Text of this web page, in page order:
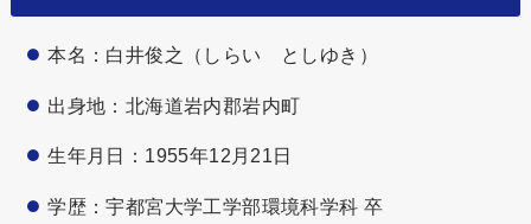
本名：白井俊之（しらい としゆき）
出身地：北海道岩内郡岩内町
生年月日：1955年12月21日
学歴：宇都宮大学工学部環境科学科 卒